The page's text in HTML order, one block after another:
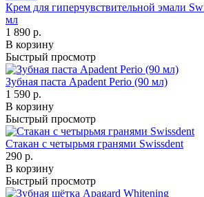
Крем для гиперчувствительной эмали
мл
1 890 р.
В корзину
Быстрый просмотр
Зубная паста Apadent Perio (90 мл)
1 590 р.
В корзину
Быстрый просмотр
Стакан с четырьмя гранями Swissdent
290 р.
В корзину
Быстрый просмотр